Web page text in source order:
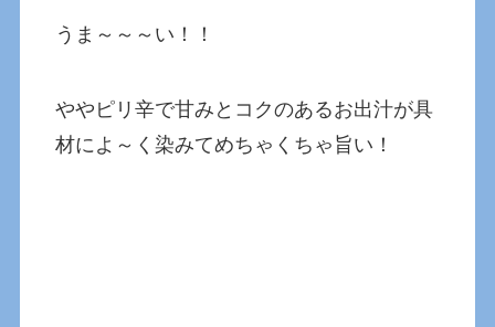
うま～～～い！！
ややピリ辛で甘みとコクのあるお出汁が具
材によ～く染みてめちゃくちゃ旨い！